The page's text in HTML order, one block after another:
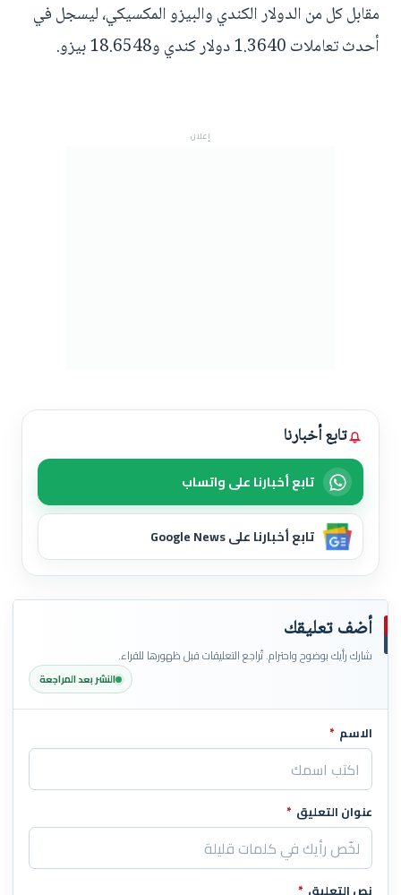
مقابل كل من الدولار الكندي والبيزو المكسيكي، ليسجل في
أحدث تعاملات 1.3640 دولار كندي و18.6548 بيزو.
إعلان
تابع أخبارنا
تابع أخبارنا على واتساب
تابع أخبارنا على Google News
أضف تعليقك
شارك رأيك بوضوح واحترام. تُراجع التعليقات قبل ظهورها للقراء.
النشر بعد المراجعة
اترك هذا الحقل فارغاً
الاسم *
عنوان التعليق *
نص التعليق *